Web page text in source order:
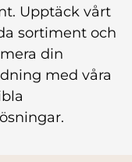
Upptäck vårt
sortiment och
din
med våra